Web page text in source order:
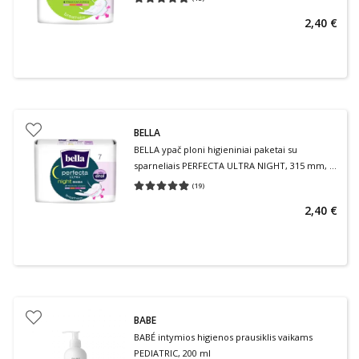
2,40 €
BELLA
BELLA ypač ploni higieniniai paketai su
sparneliais PERFECTA ULTRA NIGHT, 315 mm, 7
vnt.
(19)
Vidutinis įvertinimas 4.89
2,40 €
BABE
BABÉ intymios higienos prausiklis vaikams
PEDIATRIC, 200 ml